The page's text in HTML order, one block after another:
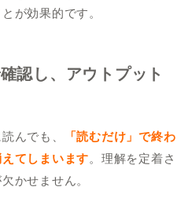
が効果的です。
認し、アウトプット
んでも、
「読むだけ」で終わ
てしまいます。理解を定着さ
かせません。